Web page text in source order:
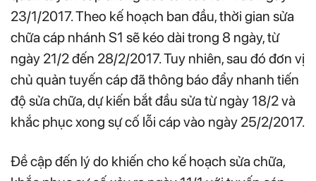
23/1/2017. Theo kế hoạch ban đầu, thời gian sửa
chữa cáp nhánh S1 sẽ kéo dài trong 8 ngày, từ
ngày 21/2 đến 28/2/2017. Tuy nhiên, sau đó đơn vị
chủ quản tuyến cáp đã thông báo đẩy nhanh tiến
độ sửa chữa, dự kiến bắt đầu sửa từ ngày 18/2 và
khắc phục xong sự cố lỗi cáp vào ngày 25/2/2017.
Đề cập đến lý do khiến cho kế hoạch sửa chữa,